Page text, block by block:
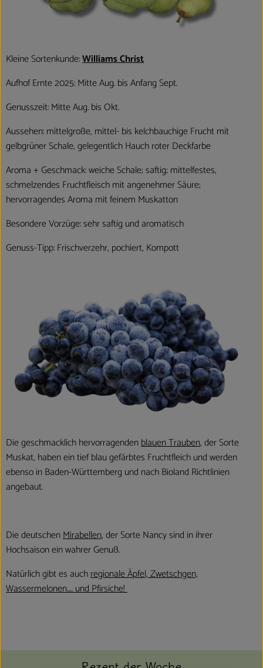
Kleine Sortenkunde:Williams Christ
Aufhof Ernte 2025: Mitte Aug. bis Anfang Sept.
Genusszeit: Mitte Aug. bis Okt.
Aussehen: mittelgroße, mittel- bis kelchbauchige Frucht mit
gelbgrüner Schale, gelegentlich Hauch roter Deckfarbe
Aroma + Geschmack: weiche Schale; saftig; mittelfestes,
schmelzendes Fruchtfleisch mit angenehmer Säure;
hervorragendes Aroma mit feinem Muskatton
Besondere Vorzüge: sehr saftig und aromatisch
Genuss-Tipp: Frischverzehr, pochiert, Kompott
Die geschmacklich hervorragendenblauen Trauben, der Sorte
Muskat, haben ein tief blau gefärbtes Fruchtfleich und werden
ebenso in Baden-Württemberg und nach Bioland Richtlinien
angebaut.
Die deutschenMirabellen, der Sorte Nancy sind in ihrer
Hochsaison ein wahrer Genuß.
Natürlich gibt es auchregionale Äpfel, Zwetschgen,
Wassermelonen..... und Pfirsiche!